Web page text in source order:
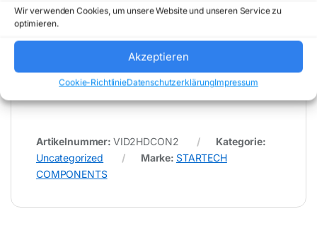
Wir verwenden Cookies, um unsere Website und unseren Service zu
optimieren.
Akzeptieren
Cookie-RichtlinieDatenschutzerklärungImpressum
* Für Fehler im Datenblatt übernimmt (buy-net.de)
Comstex GmbH & Co. KG keine Haftung (
202608021200 )
Artikelnummer: VID2HDCON2
Kategorie:
Uncategorized
Marke: STARTECH
COMPONENTS